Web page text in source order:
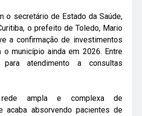
o secretário de Estado da Saúde,
o prefeito de Toledo, Mario
a confirmação de investimentos
o município ainda em 2026. Entre
atendimento a consultas
rede ampla e complexa de
acaba absorvendo pacientes de